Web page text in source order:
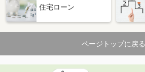
住宅ローン
ページトップに戻る